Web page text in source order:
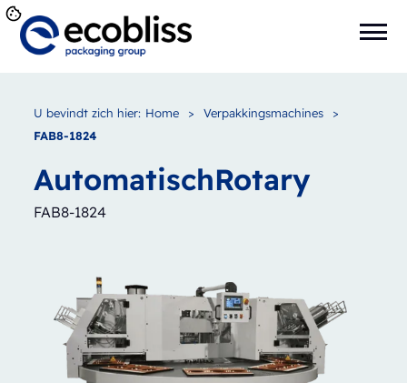
U bevindt zich hier: Home > Verpakkingsmachines
>
FAB8-1824
AutomatischRotary
FAB8-1824